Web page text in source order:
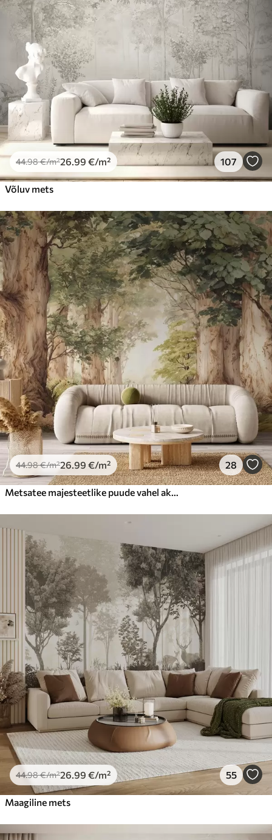
56 .6734.00 €/m²
Premium vinüül
65 .00 39.00€/m²
Peel and Stick
81 .67 49 /m²
44.98€/m²26 .99 €/m² 107
Võluv mets
44.98€/m²26 .99 €/m² 28
44.98€/m²26.99 €/m² 55
Maagiline mets